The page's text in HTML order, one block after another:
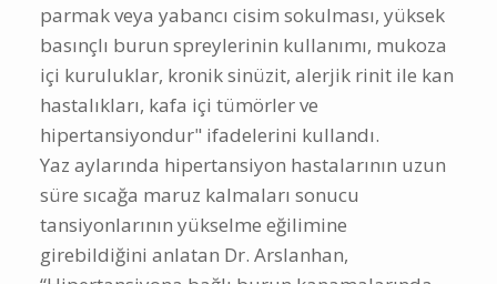
parmak veya yabancı cisim sokulması, yüksek
basınçlı burun spreylerinin kullanımı, mukoza
içi kuruluklar, kronik sinüzit, alerjik rinit ile kan
hastalıkları, kafa içi tümörler ve
hipertansiyondur" ifadelerini kullandı.
Yaz aylarında hipertansiyon hastalarının uzun
süre sıcağa maruz kalmaları sonucu
tansiyonlarının yükselme eğilimine
girebildiğini anlatan Dr. Arslanhan,